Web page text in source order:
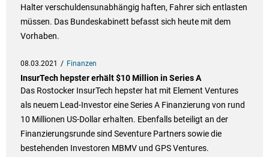
Halter verschuldensunabhängig haften, Fahrer sich entlasten
müssen. Das Bundeskabinett befasst sich heute mit dem
Vorhaben.
08.03.2021 Finanzen
InsurTech hepster erhält $10 Million in Series A
Das Rostocker InsurTech hepster hat mit Element Ventures
als neuem Lead-Investor eine Series A Finanzierung von rund
10 Millionen US-Dollar erhalten. Ebenfalls beteiligt an der
Finanzierungsrunde sind Seventure Partners sowie die
bestehenden Investoren MBMV und GPS Ventures.